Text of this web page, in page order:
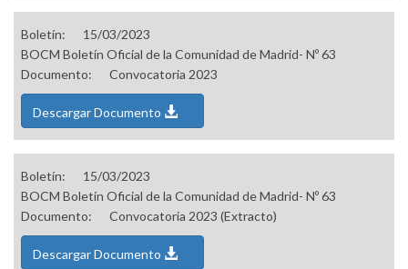
Boletín:
15/03/2023
BOCM Boletín Oficial de la Comunidad de Madrid- Nº 63
Documento:
Convocatoria 2023
Descargar Documento
Boletín:
15/03/2023
BOCM Boletín Oficial de la Comunidad de Madrid- Nº 63
Documento:
Convocatoria 2023 (Extracto)
Descargar Documento